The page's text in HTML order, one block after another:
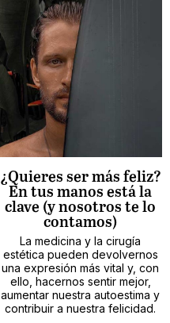
¿Quieres ser más feliz?
En tus manos está la
clave (y nosotros te lo
contamos)
La medicina y la cirugía
estética pueden devolvernos
una expresión más vital y, con
ello, hacernos sentir mejor,
aumentar nuestra autoestima y
contribuir a nuestra felicidad.